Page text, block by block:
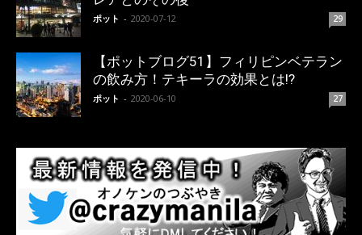
ポット - 2020-07-12 29
【ポットブログ51】フィリピンベテラン
の飲み方！テキーラの効果とは!?
ポット - 2020-06-10 27